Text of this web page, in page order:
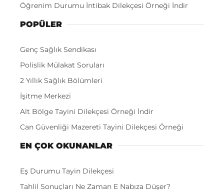
Öğrenim Durumu İntibak Dilekçesi Örneği İndir
POPÜLER
Genç Sağlık Sendikası
Polislik Mülakat Soruları
2 Yıllık Sağlık Bölümleri
İşitme Merkezi
Alt Bölge Tayini Dilekçesi Örneği İndir
Can Güvenliği Mazereti Tayini Dilekçesi Örneği
EN ÇOK OKUNANLAR
Eş Durumu Tayin Dilekçesi
Tahlil Sonuçları Ne Zaman E Nabıza Düşer?